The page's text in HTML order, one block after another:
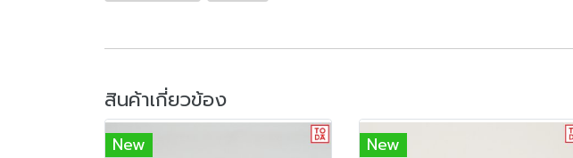
สินค้าเกี่ยวข้อง
New New